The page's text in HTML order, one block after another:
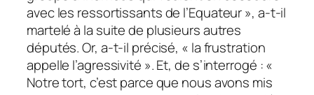
avec les ressortissants de l’Equateur », a-t-il
martelé à la suite de plusieurs autres
députés. Or, a-t-il précisé, « la frustration
appelle l’agressivité ». Et, de s’interrogé : «
Notre tort, c’est parce que nous avons mis